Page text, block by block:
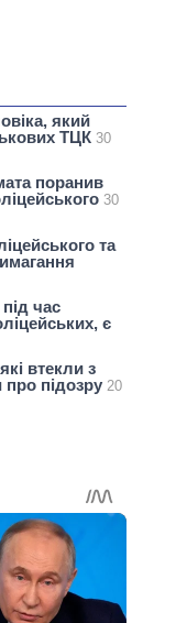
який
ТЦК 30
поранив
30
та
час
є
втекли з
про підозру 20